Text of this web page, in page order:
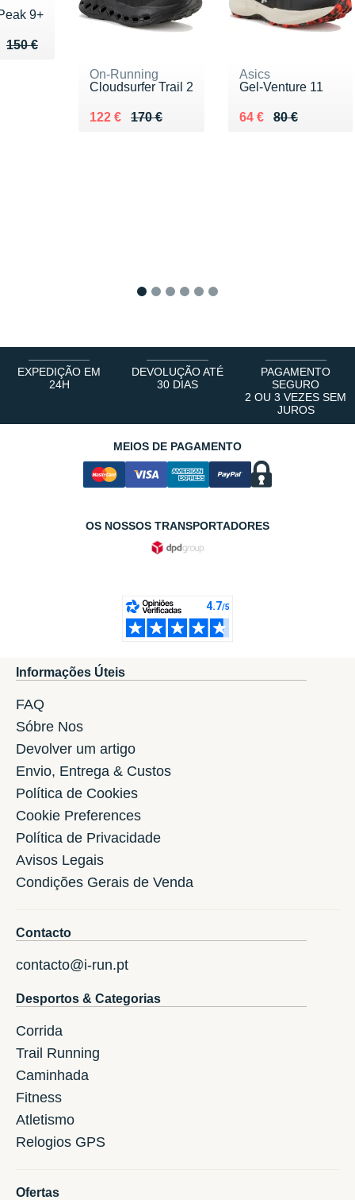
9+
150 €
de 150 €
105 €
On-Running
Cloudsurfer Trail 2
170 €
Au lieu de 170 €
122 €
Vendu 122 €
Asics
Gel-Venture 11
80 €
Au lieu de 80 €
64 €
Vendu 64 €
EXPEDIÇÃO EM
24H
DEVOLUÇÃO ATÉ
30 DIAS
PAGAMENTO
SEGURO
2 OU 3 VEZES SEM
JUROS
MEIOS DE PAGAMENTO
OS NOSSOS TRANSPORTADORES
Informações Úteis
FAQ
Sóbre Nos
Devolver um artigo
Envio, Entrega & Custos
Política de Cookies
Cookie Preferences
Política de Privacidade
Avisos Legais
Condições Gerais de Venda
Contacto
contacto@i-run.pt
Desportos & Categorias
Corrida
Trail Running
Caminhada
Fitness
Atletismo
Relogios GPS
Ofertas